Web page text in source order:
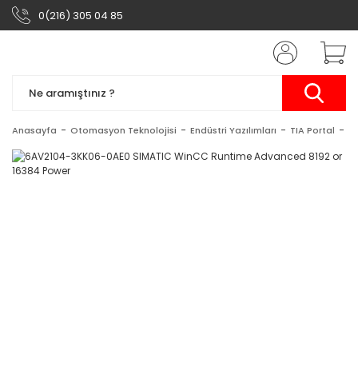
0(216) 305 04 85
Anasayfa Otomasyon Teknolojisi Endüstri Yazılımları TIA Portal